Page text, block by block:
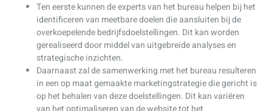
Ten eerste kunnen de experts van het bureau helpen bij het
identificeren van meetbare doelen die aansluiten bij de
overkoepelende bedrijfsdoelstellingen. Dit kan worden
gerealiseerd door middel van uitgebreide analyses en
strategische inzichten.
Daarnaast zal de samenwerking met het bureau resulteren
in een op maat gemaakte marketingstrategie die gericht is
op het behalen van deze doelstellingen. Dit kan variëren